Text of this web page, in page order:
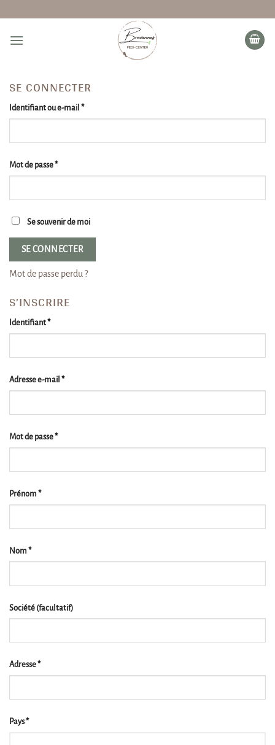
contenu
SE CONNECTER
Identifiant ou e-mail *Obligatoire
Mot de passe*Obligatoire
Se souvenir de moi
SE CONNECTER
Mot de passe perdu ?
S’INSCRIRE
Identifiant*Obligatoire
Adresse e-mail *Obligatoire
Mot de passe*Obligatoire
Prénom *
Nom *
Société (facultatif)
Adresse*
Pays*